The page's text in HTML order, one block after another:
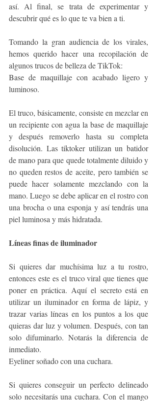
así. Al final, se trata de experimentar y
descubrir qué es lo que te va bien a ti.
Tomando la gran audiencia de los virales,
hemos querido hacer una recopilación de
algunos trucos de belleza de TikTok:
Base de maquillaje con acabado ligero y
luminoso.
El truco, básicamente, consiste en mezclar en
un recipiente con agua la base de maquillaje
y después removerlo hasta su completa
disolución. Las tiktoker utilizan un batidor
de mano para que quede totalmente diluido y
no queden restos de aceite, pero también se
puede hacer solamente mezclando con la
mano. Luego se debe aplicar en el rostro con
una brocha o una esponja y así tendrás una
piel luminosa y más hidratada.
Líneas finas de iluminador
Si quieres dar muchísima luz a tu rostro,
entonces este es el truco viral que tienes que
poner en práctica. Aquí el secreto está en
utilizar un iluminador en forma de lápiz, y
trazar varias líneas en los puntos a los que
quieras dar luz y volumen. Después, con tan
solo difuminarlo. Notarás la diferencia de
inmediato.
Eyeliner soñado con una cuchara.
Si quieres conseguir un perfecto delineado
solo necesitarás una cuchara. Con el mango